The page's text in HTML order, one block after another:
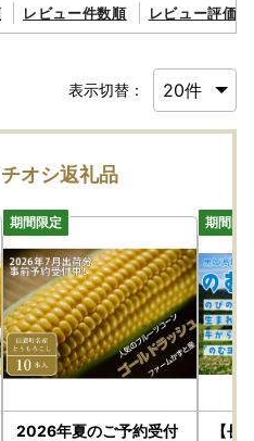
レビュー件数順 レビュー評価順
表示切替：
オシ返礼品
2026年夏のご予約受付
【長